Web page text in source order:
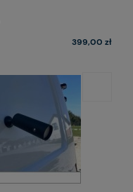
399,00 zł